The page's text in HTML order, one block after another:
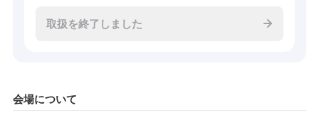
取扱を終了しました
会場について